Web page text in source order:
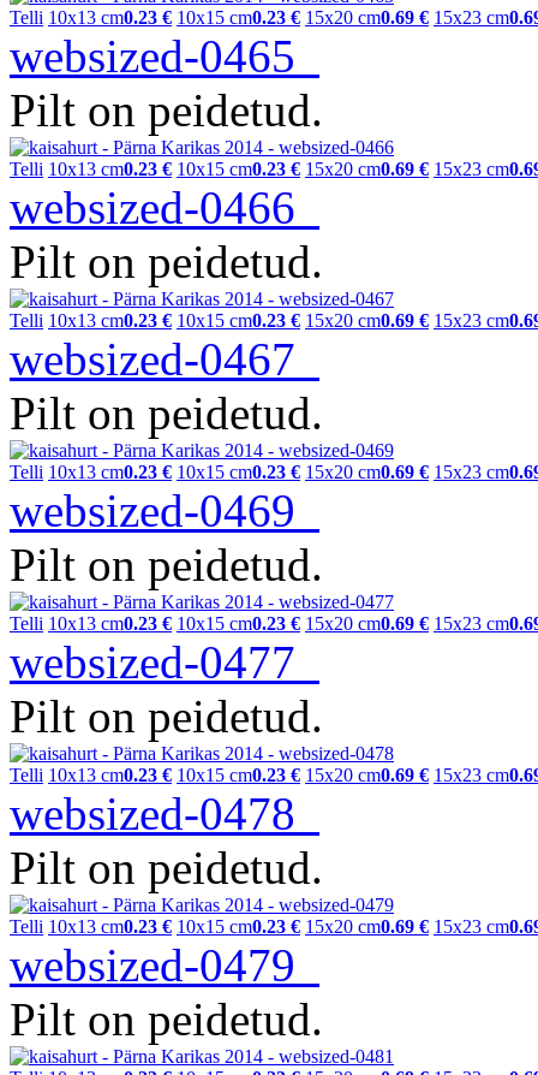
Telli 10x13 cm0.23 € 10x15 cm0.23 € 15x20 cm0.69 € 15x23 cm
websized-0465
Pilt on peidetud.
Telli 10x13 cm0.23 € 10x15 cm0.23 € 15x20 cm0.69 € 15x23 cm
websized-0466
Pilt on peidetud.
Telli 10x13 cm0.23 € 10x15 cm0.23 € 15x20 cm0.69 € 15x23 cm
websized-0467
Pilt on peidetud.
Telli 10x13 cm0.23 € 10x15 cm0.23 € 15x20 cm0.69 € 15x23 cm
websized-0469
Pilt on peidetud.
Telli 10x13 cm0.23 € 10x15 cm0.23 € 15x20 cm0.69 € 15x23 cm
websized-0477
Pilt on peidetud.
Telli 10x13 cm0.23 € 10x15 cm0.23 € 15x20 cm0.69 € 15x23 cm
websized-0478
Pilt on peidetud.
Telli 10x13 cm0.23 € 10x15 cm0.23 € 15x20 cm0.69 € 15x23 cm
websized-0479
Pilt on peidetud.